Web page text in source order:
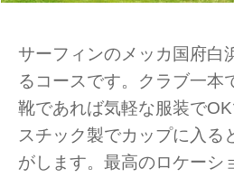
サーフィンのメッカ国府白
るコースです。クラブ一本
靴であれば気軽な服装で
スチック製でカップに入る
がします。最高のロケーシ